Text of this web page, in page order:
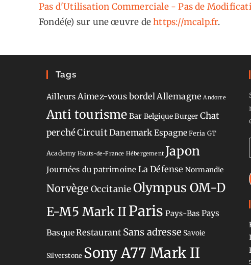
Pas d'Utilisation Commerciale - Pas de
Fondé(e) sur une œuvre dehttps://mcalp.fr.
Tags
Ailleurs Aimez-vous bordel Allemagne Andorre
Anti tourisme Bar BelgiqueBurger Chat
perchéCircuitDanemark Espagne Feria GT
Academy Hauts-de-France Hébergement Japon
Journées du patrimoine La Défense Normandie
Norvège OccitanieOlympus OM-D
E-M5 Mark IIParis Pays-Bas Pays
BasqueRestaurant Sans adresse Savoie
Silverstone Sony A77 Mark II